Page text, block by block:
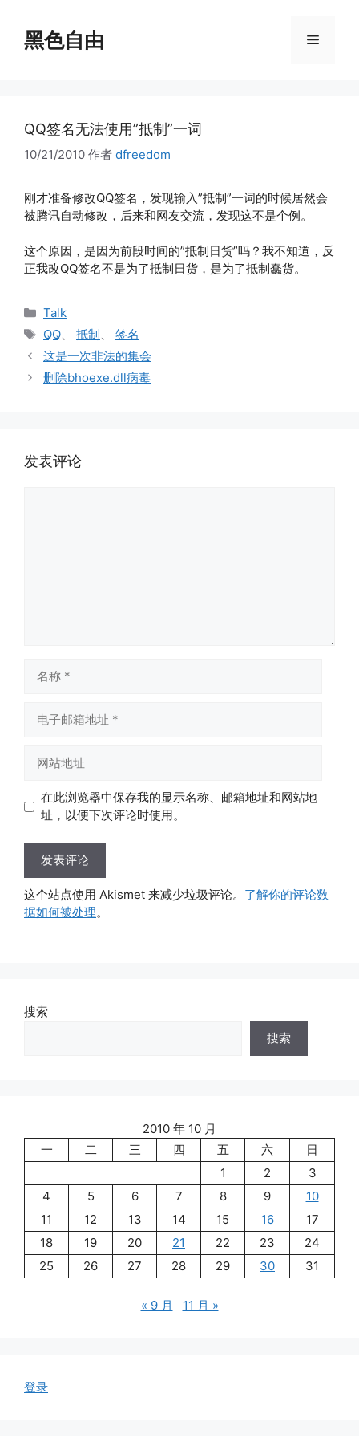
黑色自由 菜
QQ签名无法使用”抵制”一词
10/21/2010 作者 dfreedom
刚才准备修改QQ签名，发现输入”抵制”一词的时候居然会
被腾讯自动修改，后来和网友交流，发现这不是个例。
这个原因，是因为前段时间的”抵制日货”吗？我不知道，反
正我改QQ签名不是为了抵制日货，是为了抵制蠢货。
分
类
Talk
标
签
QQ、 抵制、 签名
这是一次非法的集会
删除bhoexe.dll病毒
发表评论
址
址
在此浏览器中保存我的显示名称、邮箱地址和网站地
址，以便下次评论时使用。
这个站点使用 Akismet 来减少垃圾评论。 了解你的评论数
据如何被处理。
搜索
搜索
2010 年 10 月
一
二 三 四 五 六
日
1
2
3
4
5 6 7 8 9
10
11
12 13 14 15 16
17
18
19 20 21 22 23
24
25
26 27 28 29 30 31
« 9 月 11 月 »
登录